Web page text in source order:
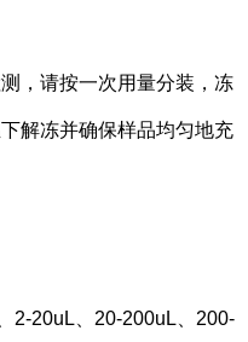
，请按一次用量分装，冻
解冻并确保样品均匀地充
2-20uL、20-200uL、200-